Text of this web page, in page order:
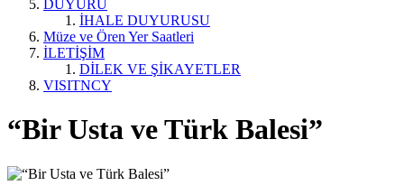
DUYURU
İHALE DUYURUSU
Müze ve Ören Yer Saatleri
İLETİŞİM
DİLEK VE ŞİKAYETLER
VISITNCY
“Bir Usta ve Türk Balesi”